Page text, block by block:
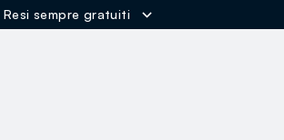
Resi sempre gratuiti